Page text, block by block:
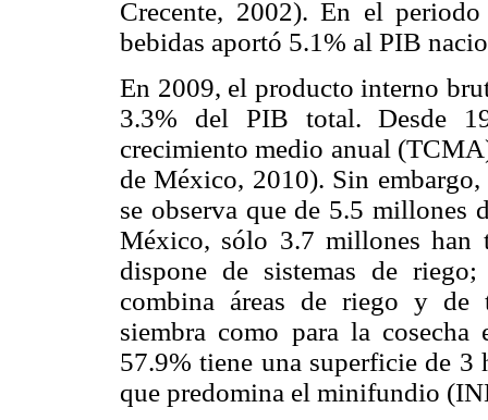
Crecente, 2002). En el
bebidas aportó 5.1% al PIB
En 2009, el producto interno
3.3% del PIB total. Desde
crecimiento medio anual
de México, 2010). Sin
se observa que de 5.5 millones
México, sólo 3.7 millones han
dispone de sistemas de
combina áreas de riego y de
siembra como para la
57.9% tiene una superficie de
que predomina el minifundio